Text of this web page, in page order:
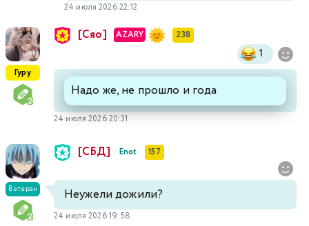
24 июля 2026 22:12
Гуру
[Сяо] AZARY 238
1
Надо же, не прошло и года
24 июля 2026 20:31
Ветеран
[СБД] Enot 157
Неужели дожили?
24 июля 2026 19:58